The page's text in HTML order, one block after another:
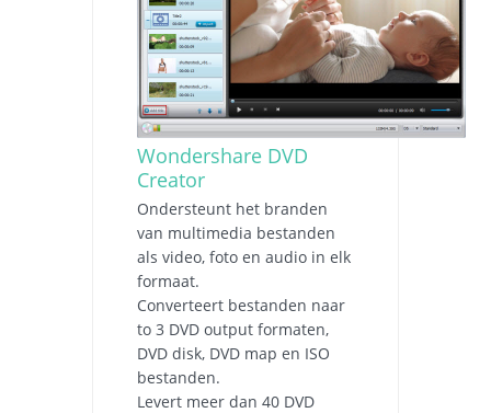
Wondershare DVD
Creator
Ondersteunt het branden
van multimedia bestanden
als video, foto en audio in elk
formaat.
Converteert bestanden naar
to 3 DVD output formaten,
DVD disk, DVD map en ISO
bestanden.
Levert meer dan 40 DVD